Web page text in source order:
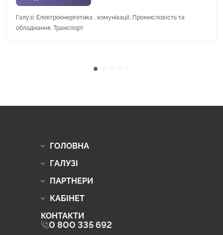
Галузі: Електроенергетика , комунікації, Промисловість та
обладнання, Транспорт
ГОЛОВНА
ГАЛУЗІ
ПАРТНЕРИ
КАБІНЕТ
КОНТАКТИ
0 800 335 692